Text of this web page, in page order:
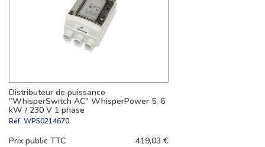
Distributeur de puissance
"WhisperSwitch AC" WhisperPower 5, 6
kW / 230 V 1 phase
Réf. WP50214670
Prix public TTC 419,03 €